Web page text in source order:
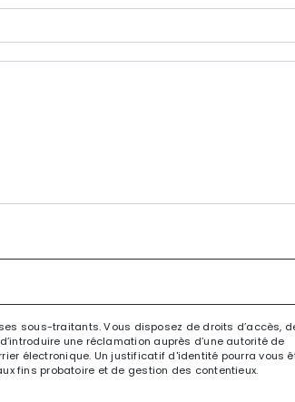
sous-traitants. Vous disposez de droits d’accès,
une réclamation auprès d’une autorité de
électronique. Un justificatif d'identité pourra vous
fins probatoire et de gestion des contentieux.